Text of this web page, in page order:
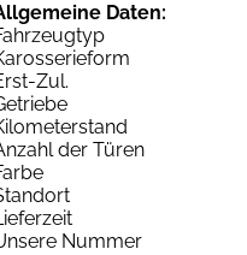
Daten:
Zul.
der Türen
Nummer